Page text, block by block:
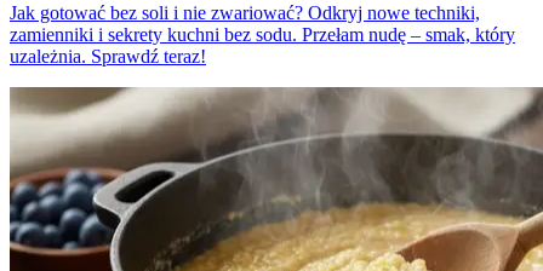
Jak gotować bez soli i nie zwariować? Odkryj nowe techniki,
zamienniki i sekrety kuchni bez sodu. Przełam nudę – smak, który
uzależnia. Sprawdź teraz!